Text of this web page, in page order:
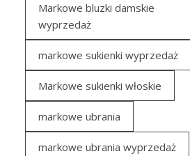
Markowe bluzki damskie
wyprzedaż
markowe sukienki wyprzedaż
Markowe sukienki włoskie
markowe ubrania
markowe ubrania wyprzedaż